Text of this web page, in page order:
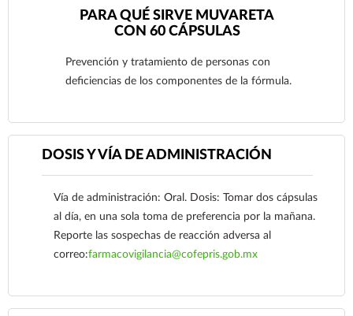
PARA QUÉ SIRVE MUVARETA
CON 60 CÁPSULAS
Prevención y tratamiento de personas con
deficiencias de los componentes de la fórmula.
DOSIS Y VÍA DE ADMINISTRACIÓN
Vía de administración: Oral. Dosis: Tomar dos cápsulas
al día, en una sola toma de preferencia por la mañana.
Reporte las sospechas de reacción adversa al
correo:farmacovigilancia@cofepris.gob.mx